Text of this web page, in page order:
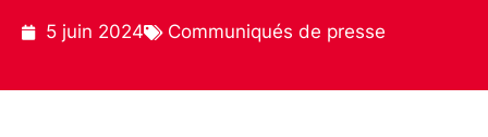
5 juin 2024 Communiqués de presse